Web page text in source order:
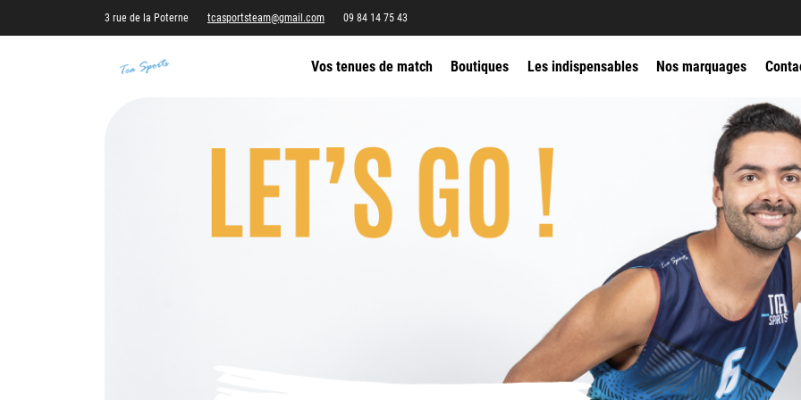
3 rue de la Poterne tcasportsteam@gmail.com 09 84 14 75 43
Vos tenues de match Boutiques Les indispensables Nos marquages